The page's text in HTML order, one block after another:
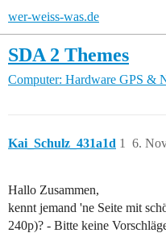
wer-weiss-was.de
SDA 2 Themes
Computer: Hardware GPS &
Kai_Schulz_431a1d 6.
1
Hallo Zusammen,
kennt jemand 'ne Seite mit
240p)? - Bitte keine